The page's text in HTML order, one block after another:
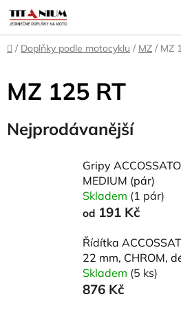
Přejít
na
obsah
Domů
/ Doplňky podle motocyklu / MZ / MZ
MZ 125 RT
Nejprodávanější
Gripy
MEDIUM (pár)
Skladem (1 pár)
od 191 Kč
Řídítka
22 mm, CHROM,
Skladem (5 ks)
876 Kč